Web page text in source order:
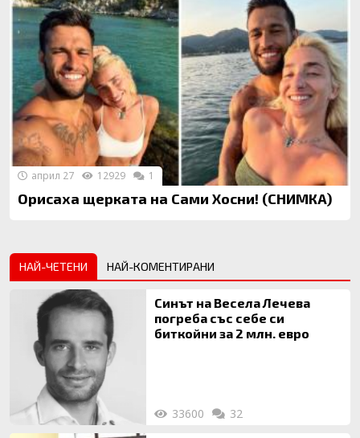
Орисаха щерката на Сами Хосни! (СНИМКА)
април 27 12929 1
НАЙ-ЧЕТЕНИ НАЙ-КОМЕНТИРАНИ
Синът на Весела Лечева
погреба със себе си
биткойни за 2 млн. евро
33600 32